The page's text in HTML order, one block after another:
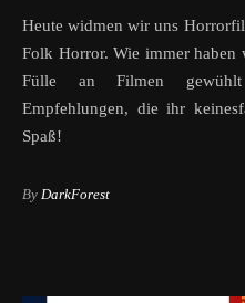
Heute widmen wir uns
Folk Horror. Wie immer haben
Fülle an Filmen
Empfehlungen, die ihr
Spaß!
By DarkForest